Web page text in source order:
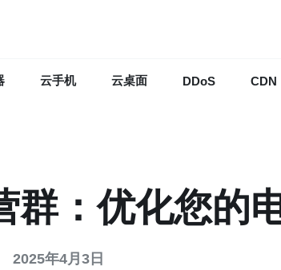
云手机 云桌面 DDoS CDN
群：优化您的
2025年4月3日